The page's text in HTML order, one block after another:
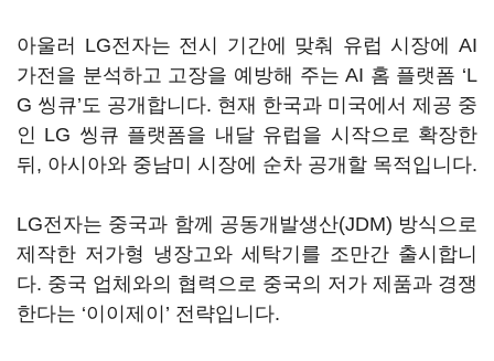
아울러 LG전자는 전시 기간에 맞춰 유럽 시장에 AI
가전을 분석하고 고장을 예방해 주는 AI 홈 플랫폼 ‘L
G 씽큐’도 공개합니다. 현재 한국과 미국에서 제공 중
인 LG 씽큐 플랫폼을 내달 유럽을 시작으로 확장한
뒤, 아시아와 중남미 시장에 순차 공개할 목적입니다.
LG전자는 중국과 함께 공동개발생산(JDM) 방식으로
제작한 저가형 냉장고와 세탁기를 조만간 출시합니
다. 중국 업체와의 협력으로 중국의 저가 제품과 경쟁
한다는 ‘이이제이 ’ 전략입니다.